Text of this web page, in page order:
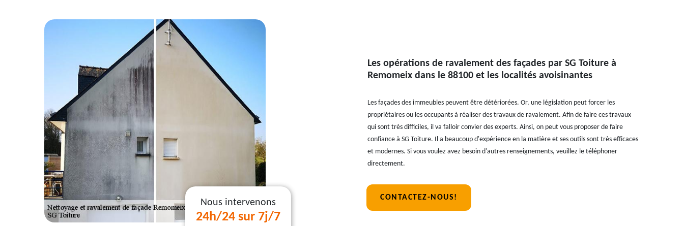
Nous intervenons
24h/24 sur 7j/7
Les opérations de ravalement des façades par SG Toiture à
Remomeix dans le 88100 et les localités avoisinantes
Les façades des immeubles peuvent être détériorées. Or, une législation peut forcer les
propriétaires ou les occupants à réaliser des travaux de ravalement. Afin de faire ces travaux
qui sont très difficiles, il va falloir convier des experts. Ainsi, on peut vous proposer de faire
confiance à SG Toiture. Il a beaucoup d'expérience en la matière et ses outils sont très efficaces
et modernes. Si vous voulez avez besoin d'autres renseignements, veuillez le téléphoner
directement.
CONTACTEZ-NOUS!